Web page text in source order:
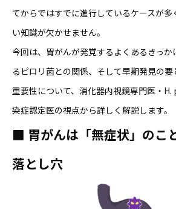
てからではすでに進行しているケースが多
い知識が欠かせません。
今回は、胃がんが発覚するよくあるきっ
るピロリ菌との関係、そして早期発見の
重要性について、消化器内視鏡専門医・
染症認定医の視点から詳しく解説します。
■ 胃がんは「無症状」のこ
落とし穴